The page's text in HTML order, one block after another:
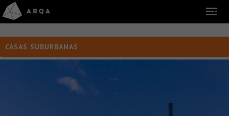
CASAS SUBURBANAS